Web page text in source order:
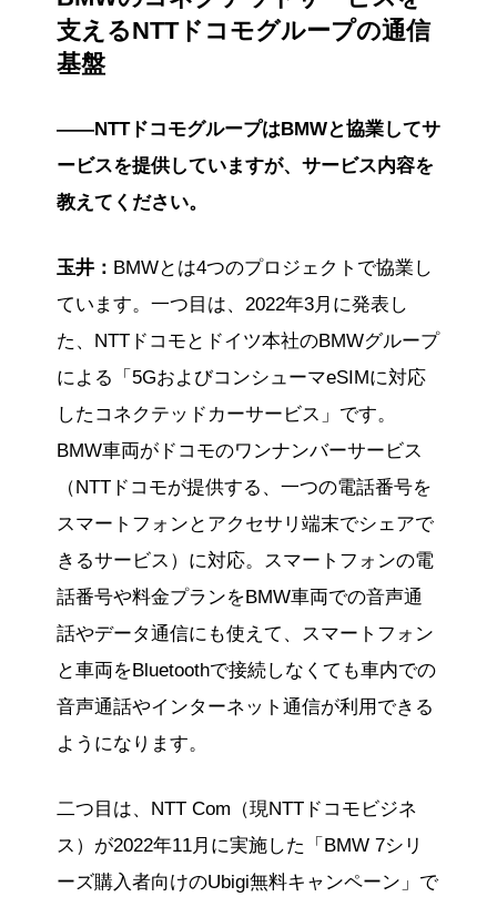
支えるNTTドコモグループの通信
基盤
――NTTドコモグループはBMWと協業してサ
ービスを提供していますが、サービス内容を
教えてください。
玉井： BMWとは4つのプロジェクトで協業し
ています。一つ目は、2022年3月に発表し
た、NTTドコモとドイツ本社のBMWグループ
による「5GおよびコンシューマeSIMに対応
したコネクテッドカーサービス」です。
BMW車両がドコモのワンナンバーサービス
（NTTドコモが提供する、一つの電話番号を
スマートフォンとアクセサリ端末でシェアで
きるサービス）に対応。スマートフォンの電
話番号や料金プランをBMW車両での音声通
話やデータ通信にも使えて、スマートフォン
と車両をBluetoothで接続しなくても車内での
音声通話やインターネット通信が利用できる
ようになります。
二つ目は、NTT Com（現NTTドコモビジネ
ス）が2022年11月に実施した「BMW 7シリ
ーズ購入者向けのUbigi無料キャンペーン」で